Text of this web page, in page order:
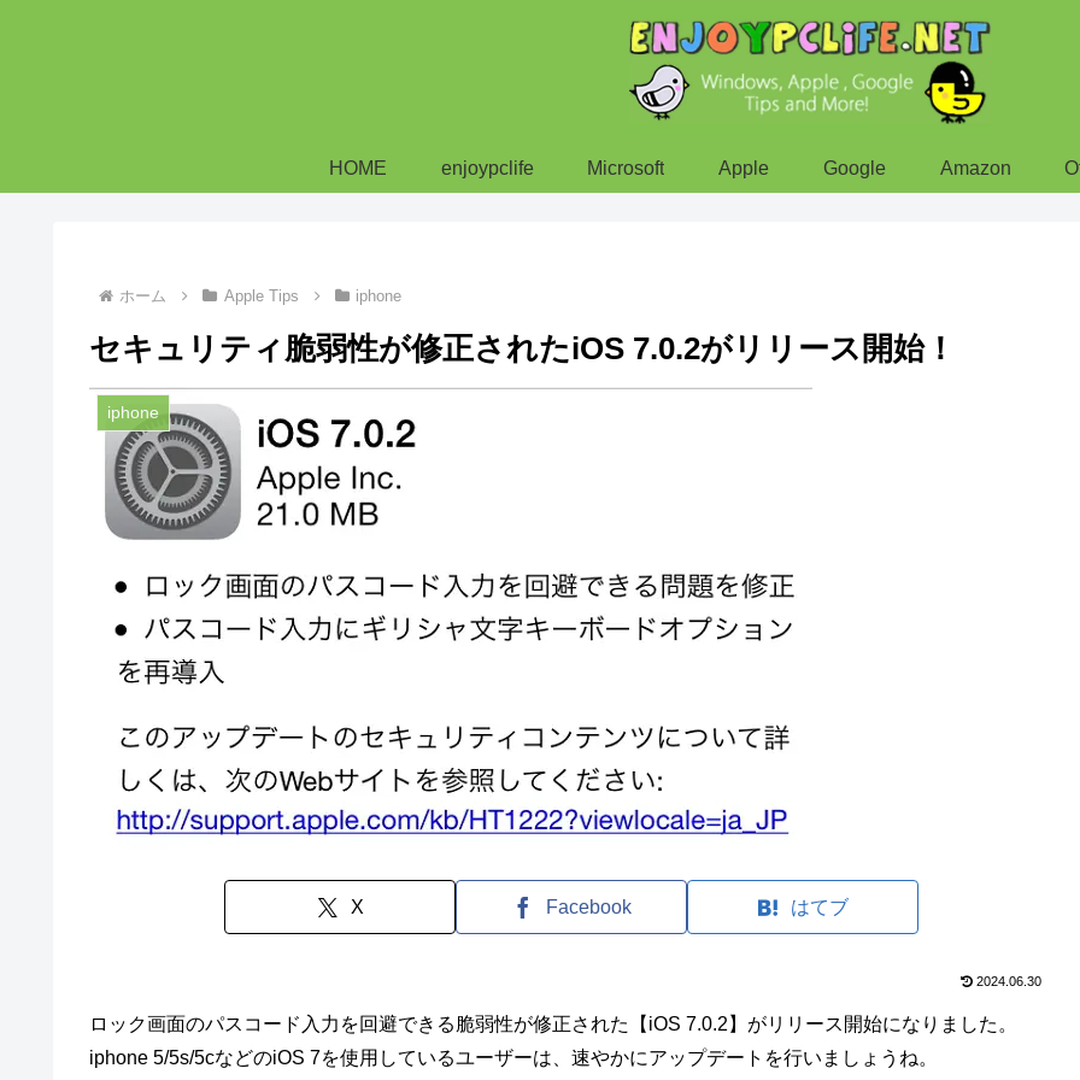
HOME enjoypclife Microsoft Apple Google Amazon
ホーム Apple Tips iphone
セキュリティ脆弱性が修正されたiOS 7.0.2がリリース開始！
iphone
X Facebook はてブ
2024.06.30
ロック画面のパスコード入力を回避できる脆弱性が修正された【iOS 7.0.2】がリリース開始になりました。
iphone 5/5s/5cなどのiOS 7を使用しているユーザーは、速やかにアップデートを行いましょうね。